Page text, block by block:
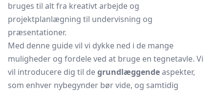
bruges til alt fra kreativt arbejde og
projektplanlægning til undervisning og
præsentationer.
Med denne guide vil vi dykke ned i de mange
muligheder og fordele ved at bruge en tegnetavle. Vi
vil introducere dig til degrundlæggendeaspekter,
som enhver nybegynder bør vide, og samtidig